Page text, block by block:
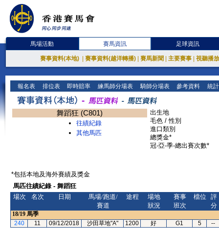
馬場活動 賽馬資訊 足球資訊
賽事資料(本地) 賽事資料(越洋轉播) 賽馬新聞 主要賽事 視聽播
報名表 排位表 即時賠率 練馬師分場表 騎師分場表 參考資料 統
舞蹈狂 (C801)
往績紀錄
其他馬匹
出生地
毛色 / 性別
進口類別
總獎金*
冠-亞-季-總出賽次數*
*包括本地及海外賽績及獎金
馬匹往績紀錄 - 舞蹈狂
場次
名次 日期
馬場/跑道/
賽道
途程
場地
狀況
賽事
班次
檔位
評
分
18/19 馬季
240
11 09/12/2018 沙田草地"A" 1200 好 G1 5 --